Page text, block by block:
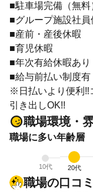
■駐車場完備（無料
■グループ施設社員
■産前・産後休暇
■育児休暇
■年次有給休暇あり
■給与前払い制度有
※日払いより便利‼
引き出しOK!!
職場環境・
職場に多い年齢層
10代 20代
職場の口コ